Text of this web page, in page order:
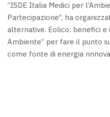
“ISDE Italia Medici per
Partecipazione”, ha
alternative. Eolico: benefici e
Ambiente” per fare il punto
come fonte di energia